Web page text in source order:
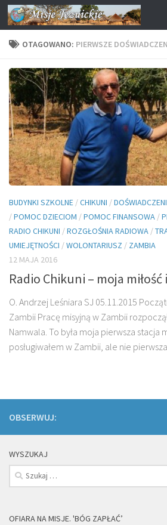
Przejdź do treści
OTAGOWANO: PIERWSZE
BUDYNKI SZKOLNE /CHIKUNI /
/POMOC DZIECIOM /POMOC FINANSOWA /
RADIO CHIKUNI /ROZGŁOŚNIA RADIOWA /
UMIEJĘTNOŚCI /WOLONTARIUSZ / ZAMBIA
12 MAJA 2016
Radio Chikuni – moja miłość
O. Andrzej Leśniara SJ 05.11.2015
Zambii Pracę misyjną w Zambii
Namwala. To była moja pierwsza stacja
posługiwałem w Zambii, ale nie
OBSERWUJ:
WYSZUKAJ
Szukaj:
OFIARA NA MISJE. 'BÓG ZAPŁAĆ’